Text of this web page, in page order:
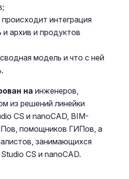
;
интеграция
архив и продуктов
модель и что с ней
на инженеров,
из решений линейки
CS и nanoCAD, BIM-
помощников ГИПов, а
занимающихся
CS и nanoCAD.